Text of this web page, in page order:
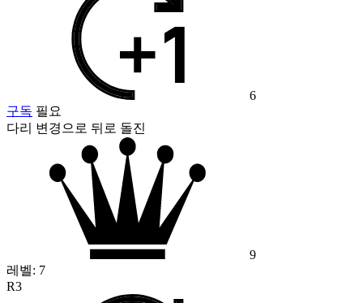
6
구독 필요
다리 변경으로 뒤로 돌진
9
레벨: 7
R3